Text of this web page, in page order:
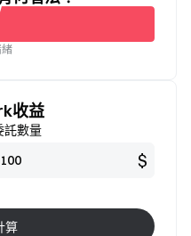
收益
託數量
$
算